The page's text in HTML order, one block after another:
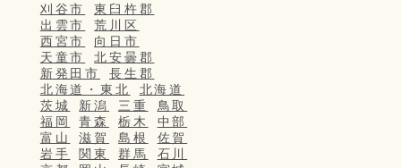
刈谷市
東臼杵郡
出雲市
荒川区
西宮市
向日市
天童市
北安曇郡
新発田市
長生郡
北海道・東北
北海道
茨城
新潟 三重
鳥取
福岡
青森 栃木
中部
富山
滋賀 島根
佐賀
岩手
関東 群馬
石川